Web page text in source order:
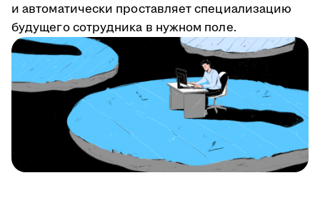
и автоматически проставляет специализацию
будущего сотрудника в нужном поле.